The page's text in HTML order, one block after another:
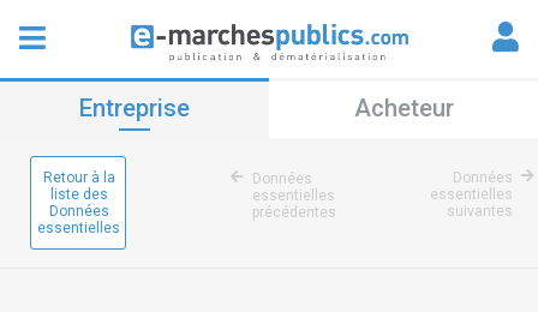
Entreprise Acheteur
Retour à la
liste des
Données
essentielles
Données
essentielles
précédentes
Données
essentielles
suivantes